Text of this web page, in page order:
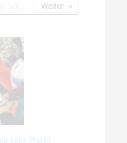
Lake Placid
Weiter